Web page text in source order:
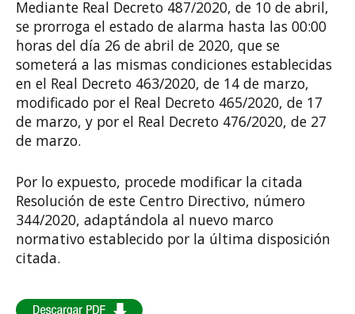
Mediante Real Decreto 487/2020, de 10 de abril,
se prorroga el estado de alarma hasta las 00:00
horas del día 26 de abril de 2020, que se
someterá a las mismas condiciones establecidas
en el Real Decreto 463/2020, de 14 de marzo,
modificado por el Real Decreto 465/2020, de 17
de marzo, y por el Real Decreto 476/2020, de 27
de marzo.
Por lo expuesto, procede modificar la citada
Resolución de este Centro Directivo, número
344/2020, adaptándola al nuevo marco
normativo establecido por la última disposición
citada.